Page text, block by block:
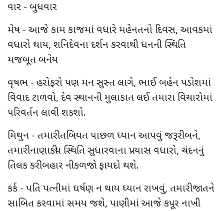
વાર - બુધવાર
મેષ - આજે કામ કાજમાં વધારે મહેનતનો દિવસ, આવકમાં
વધારો થાય, શનિદેવના દર્શન કરવાથી ધનની સ્થિતિ
મજબૂત બનેય
વૃષભ - હરોફરો પણ મન સુસ્ત લાગે, ભાઈ બહેન પડોશમાં
વિવાદ ટાળવો, દેવ સ્થાનની મુલાકાત લઈ તમારા વિચારોમાં
પરિવર્તન લાવી શકશો.
મિથુન - તમારી તબિયત પાછળ ધ્યાન આપવું જરૂરી બને,
તમારી નાણાકીય સ્થિતિ સુધારવાના પ્રયાસ વધારો, ચંદનનું
તિલક કરી બહાર નીકળજો ફાયદો થશે.
કર્ક - પતિ પત્નીમાં ઘર્ષણ ન થાય ધ્યાન રાખવું, તમારી જાતને
સાબિત કરવામાં સમય જશે, પાણીમાં આજે કપૂર નાખી